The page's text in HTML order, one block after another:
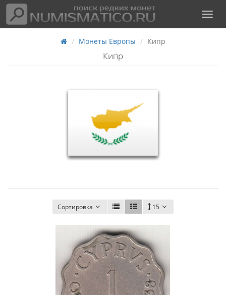
Монеты Европы Кипр
Кипр
Сортировка 15